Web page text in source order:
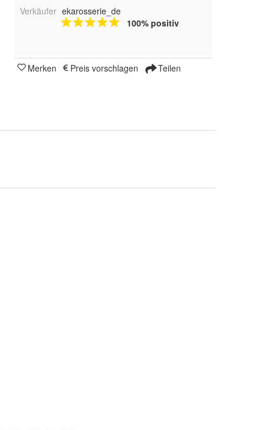
Verkäufer ekarosserie_de
100% positiv
Merken Preis vorschlagen Teilen